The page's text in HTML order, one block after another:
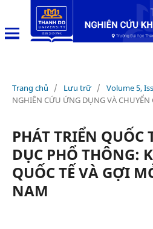
Trang chủ / Lưu trữ / Volume 5,
NGHIÊN CỨU ỨNG DỤNG VÀ CHUYỂN
PHÁT TRIỂN QUỐC
DỤC PHỔ THÔNG:
QUỐC TẾ VÀ GỢI
NAM